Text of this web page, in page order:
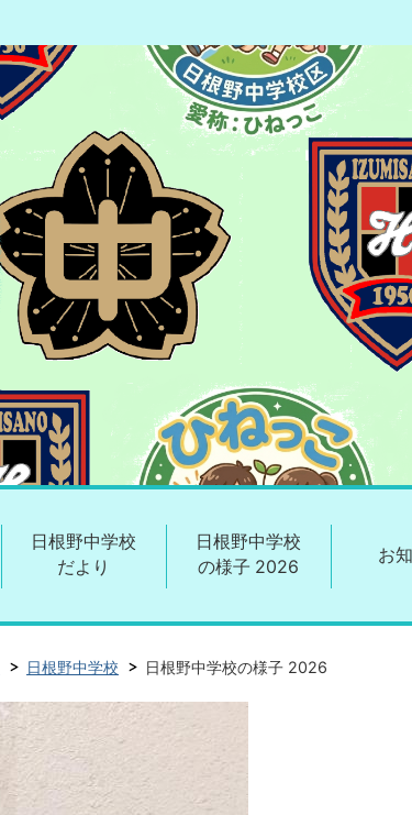
日根野中学校
だより
日根野中学校
の様子 2026
お
日根野中学校 日根野中学校の様子 2026